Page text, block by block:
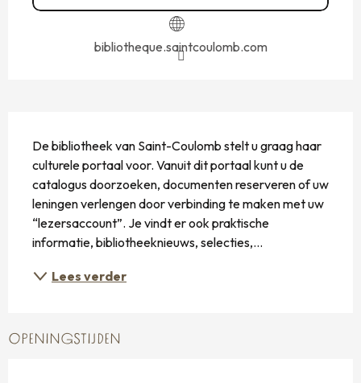
bibliotheque.saintcoulomb.com
De bibliotheek van Saint-Coulomb stelt u graag haar
culturele portaal voor. Vanuit dit portaal kunt u de
catalogus doorzoeken, documenten reserveren of uw
leningen verlengen door verbinding te maken met uw
“lezersaccount”. Je vindt er ook praktische
informatie, bibliotheeknieuws, selecties,...
Lees verder
OPENINGSTIJDEN